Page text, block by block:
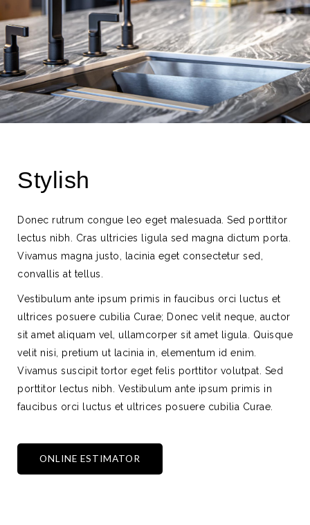
Stylish
Donec rutrum congue leo eget malesuada. Sed porttitor
lectus nibh. Cras ultricies ligula sed magna dictum porta.
Vivamus magna justo, lacinia eget consectetur sed,
convallis at tellus.
Vestibulum ante ipsum primis in faucibus orci luctus et
ultrices posuere cubilia Curae; Donec velit neque, auctor
sit amet aliquam vel, ullamcorper sit amet ligula. Quisque
velit nisi, pretium ut lacinia in, elementum id enim.
Vivamus suscipit tortor eget felis porttitor volutpat. Sed
porttitor lectus nibh. Vestibulum ante ipsum primis in
faucibus orci luctus et ultrices posuere cubilia Curae.
ONLINE ESTIMATOR